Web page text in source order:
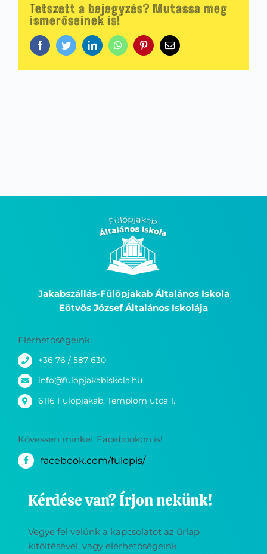
Tetszett a bejegyzés? Mutassa meg
ismerőseinek is!
FacebookTwitterLinkedInWhatsAppPinterestEmail:
Jakabszállás-Fülöpjakab Általános Iskola
Eötvös József Általános Iskolája
Elérhetőségeink:
+36 76 / 587 630
info@fulopjakabiskola.hu
6116 Fülöpjakab, Templom utca 1.
Kövessen minket Facebookon is!
facebook.com/fulopis/
Kérdése van? Írjon nekünk!
Vegye fel velünk a kapcsolatot az űrlap
kitöltésével, vagy elérhetőségeink